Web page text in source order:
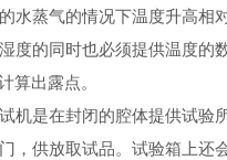
水蒸气的情况下温度升高相
度的同时也必须提供温度的
算出露点。
是在封闭的腔体提供试验
，供放取试品。试验箱上还